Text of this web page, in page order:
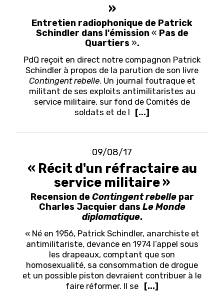
»
Entretien radiophonique de Patrick
Schindler dans l'émission« Pas de
Quartiers ».
PdQ reçoit en direct notre compagnon Patrick
Schindler à propos de la parution de son livre
Contingent rebelle. Un journal foutraque et
militant de ses exploits antimilitaristes au
service militaire, sur fond de Comités de
soldats et de l [...]
09/08/17
« Récit d'un réfractaire au
service militaire »
Recension deContingent rebellepar
Charles Jacquier dans Le Monde
diplomatique.
« Né en 1956, Patrick Schindler, anarchiste et
antimilitariste, devance en 1974 l’appel sous
les drapeaux, comptant que son
homosexualité, sa consommation de drogue
et un possible piston devraient contribuer à le
faire réformer. Il se [...]